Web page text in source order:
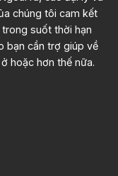
chúng tôi cam kết
suốt thời hạn
bạn cần trợ giúp về
hoặc hơn thế nữa.